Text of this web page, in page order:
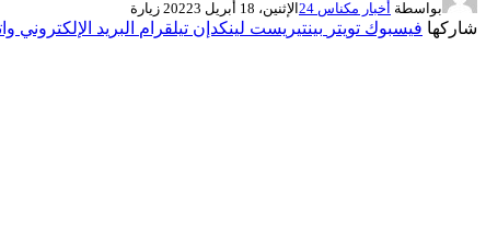
بواسطة أخبار مكناس 24 الإثنين، 18 أبريل 2022 3 زيارة
شاركها فيسبوك تويتر بينتيريست لينكدإن تيلقرام البريد الإلكتروني